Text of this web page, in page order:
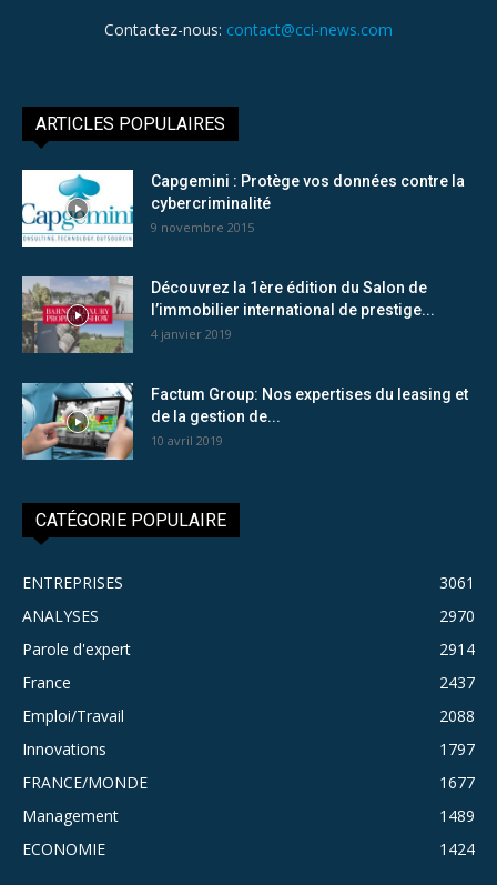
Contactez-nous: contact@cci-news.com
ARTICLES POPULAIRES
Capgemini : Protège vos données contre la
cybercriminalité
9 novembre 2015
Découvrez la 1ère édition du Salon de
l’immobilier international de prestige...
4 janvier 2019
Factum Group: Nos expertises du leasing et
de la gestion de...
10 avril 2019
CATÉGORIE POPULAIRE
ENTREPRISES
3061
ANALYSES
2970
Parole d'expert
2914
France
2437
Emploi/Travail
2088
Innovations
1797
FRANCE/MONDE
1677
Management
1489
ECONOMIE
1424